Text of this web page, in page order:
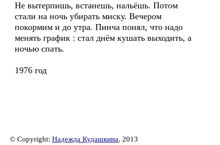
Не вытерпишь, встанешь, нальёшь. Потом
стали на ночь убирать миску. Вечером
покормим и до утра. Пинча понял, что надо
менять график : стал днём кушать выходить, а
ночью спать.
1976 год
© Copyright: Надежда Кудашкина, 2013